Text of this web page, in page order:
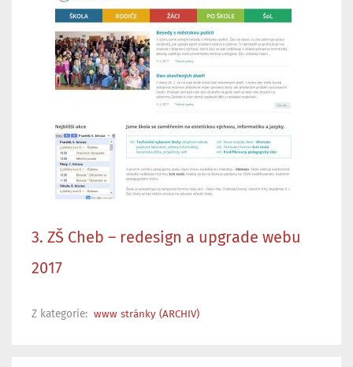
3. ZŠ Cheb – redesign a upgrade webu
2017
Z kategorie: www stránky (ARCHIV)